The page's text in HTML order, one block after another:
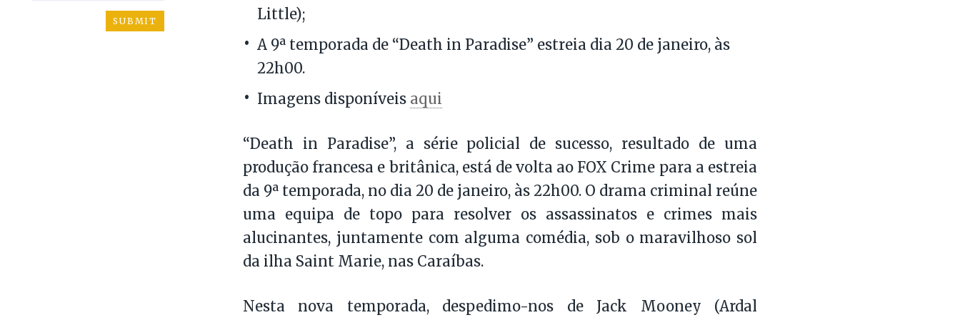
Little);
A 9ª temporada de “Death in Paradise” estreia dia 20 de janeiro, às
22h00.
Imagens disponíveis aqui
“Death in Paradise”, a série policial de sucesso, resultado de uma
produção francesa e britânica, está de volta ao FOX Crime para a estreia
da 9ª temporada, no dia 20 de janeiro, às 22h00. O drama criminal reúne
uma equipa de topo para resolver os assassinatos e crimes mais
alucinantes, juntamente com alguma comédia, sob o maravilhoso sol
da ilha Saint Marie, nas Caraíbas.
Nesta nova temporada, despedimo-nos de Jack Mooney (Ardal